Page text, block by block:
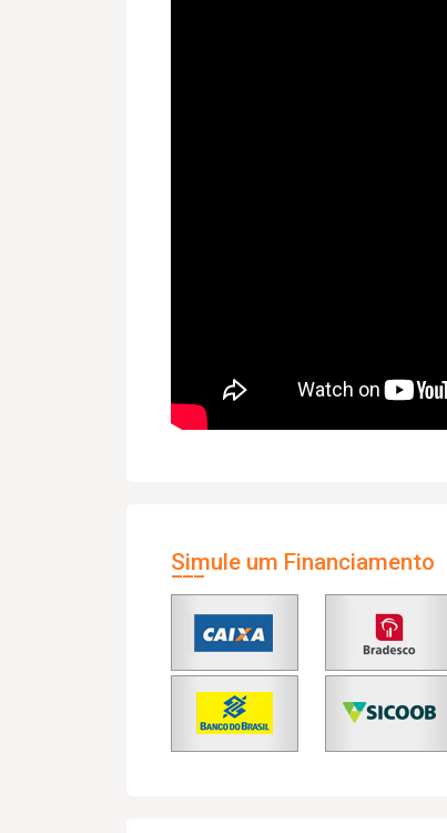
Simule um Financiamento